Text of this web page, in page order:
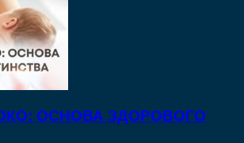
ОСНОВА ЗДОРОВОГО